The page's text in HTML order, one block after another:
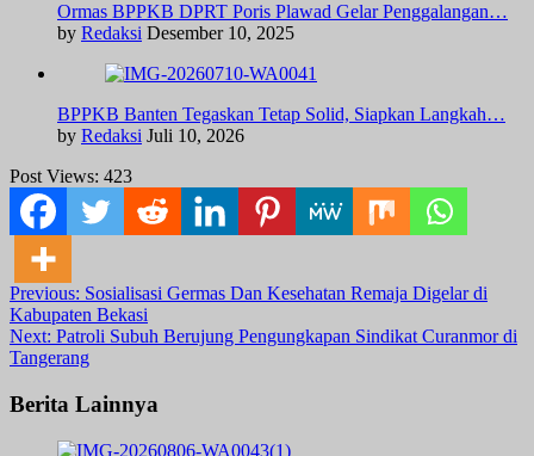
Ormas BPPKB DPRT Poris Plawad Gelar Penggalangan…
by Redaksi Desember 10, 2025
BPPKB Banten Tegaskan Tetap Solid, Siapkan Langkah…
by Redaksi Juli 10, 2026
Post Views: 423
Post
navigation
Previous: Sosialisasi Germas Dan Kesehatan Remaja Digelar di
Kabupaten Bekasi
Next: Patroli Subuh Berujung Pengungkapan Sindikat Curanmor di
Tangerang
Berita Lainnya